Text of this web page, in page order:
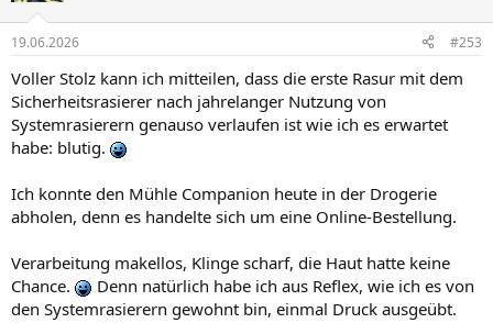
19.06.2026 #253
Voller Stolz kann ich mitteilen, dass die erste Rasur mit dem
Sicherheitsrasierer nach jahrelanger Nutzung von
Systemrasierern genauso verlaufen ist wie ich es erwartet
habe: blutig.
Ich konnte den Mühle Companion heute in der Drogerie
abholen, denn es handelte sich um eine Online-Bestellung.
Verarbeitung makellos, Klinge scharf, die Haut hatte keine
Chance.
Denn natürlich habe ich aus Reflex, wie ich es von
den Systemrasierern gewohnt bin, einmal Druck ausgeübt.